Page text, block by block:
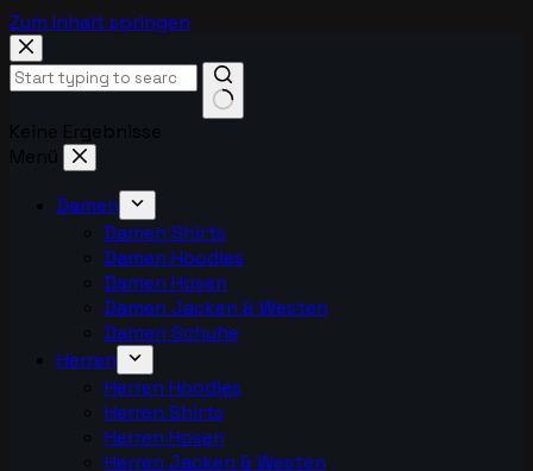
Zum Inhalt springen
Keine Ergebnisse
Menü
Damen
Damen Shirts
Damen Hoodies
Damen Hosen
Damen Jacken & Westen
Damen Schuhe
Herren
Herren Hoodies
Herren Shirts
Herren Hosen
Herren Jacken & Westen